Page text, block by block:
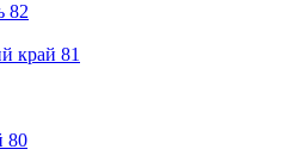
82
край 81
80